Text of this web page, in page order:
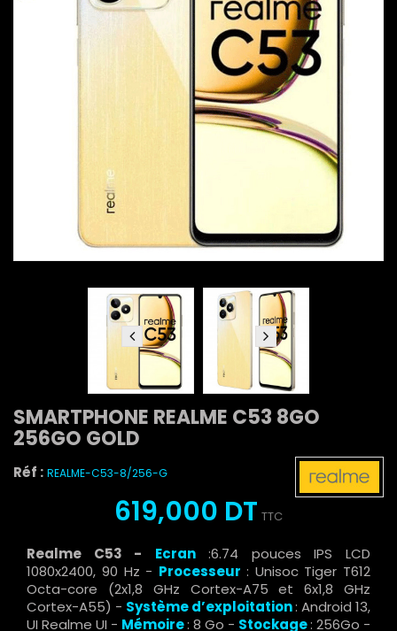
SMARTPHONE REALME C53 8GO
256GO GOLD
Réf : REALME-C53-8/256-G
619,000 DT TTC
Realme C53 - Ecran :6.74 pouces IPS LCD
1080x2400, 90 Hz - Processeur : Unisoc Tiger T612
Octa-core (2x1,8 GHz Cortex-A75 et 6x1,8 GHz
Cortex-A55) - Système d’exploitation: Android 13,
UI Realme UI - Mémoire: 8 Go - Stockage: 256Go -